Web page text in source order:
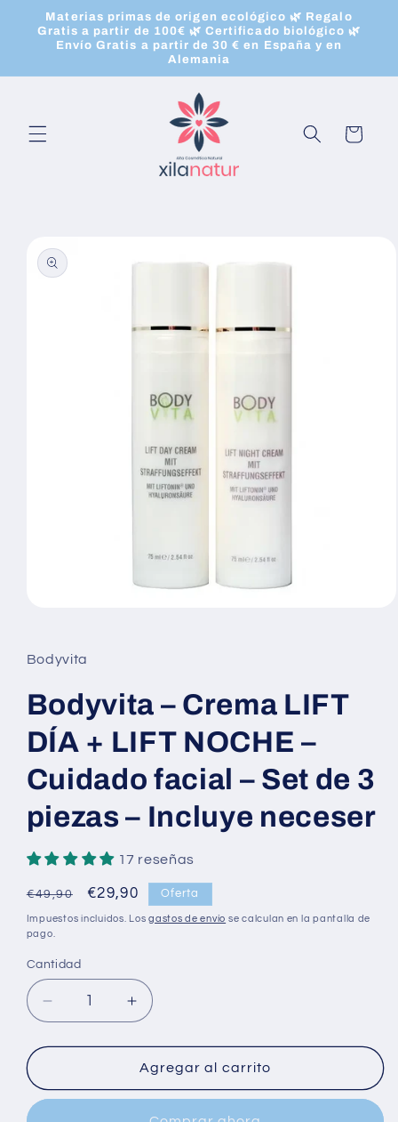
directamente
al contenido
Materias primas de origen ecológico 🌿 Regalo
Gratis a partir de 100€ 🌿 Certificado biológico 🌿
Envío Gratis a partir de 30 € en España y en
Alemania
Carrito
información
1
en
ventana
modal
Bodyvita
Bodyvita – Crema LIFT
DÍA + LIFT NOCHE –
Cuidado facial – Set de 3
piezas – Incluye neceser
17 reseñas
Precio
habitual
€49,90
Precio
de
€29,90 Oferta
Impuestos incluidos. Losgastos de envío se calculan en la pantalla de
pago.
Cantidad
Cantidad
Reducir
cantidad
para
–
Aumentar
cantidad
para
Bodyvita
–
Agregar al carrito